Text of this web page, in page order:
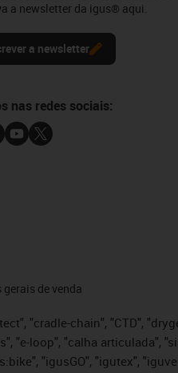
a newsletter da igus® aqui.
a newsletter
nas redes sociais:
gerais de venda
"cradle-chain", "CTD",
"e-loop", "calha articulada",
"igusGO", "igutex",